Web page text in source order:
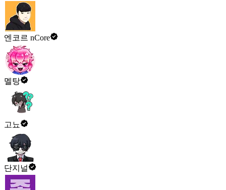
엔코르 nCore
멜탕
고뇨
단지널